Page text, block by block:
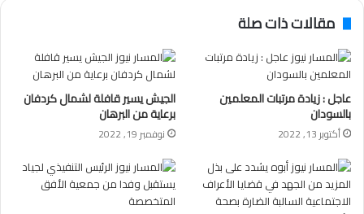
مقالات ذات صلة
عاجل : زيادة مرتبات المعلمين
بالسودان
أكتوبر 13, 2022
الجيش يسير قافلة لشمال كردفان
برعاية من البرهان
نوفمبر 19, 2022